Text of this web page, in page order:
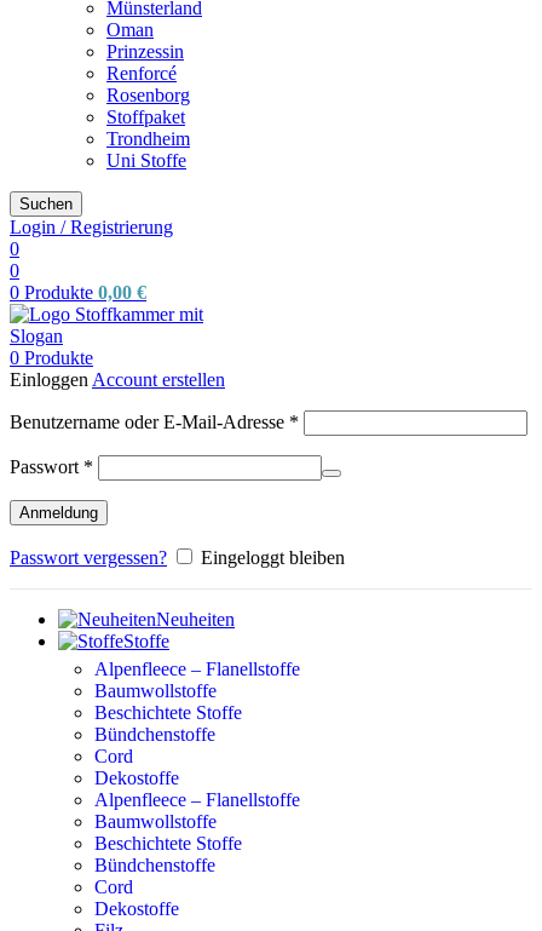
Münsterland
Oman
Prinzessin
Renforcé
Rosenborg
Stoffpaket
Trondheim
Uni Stoffe
Suchen
Login / Registrierung
0
0
0 Produkte 0,00 €
0 Produkte
Einloggen Account erstellen
Benutzername oder E-Mail-Adresse *
Passwort *
Anmeldung
Passwort vergessen? Eingeloggt bleiben
Neuheiten
Stoffe
Alpenfleece – Flanellstoffe
Baumwollstoffe
Beschichtete Stoffe
Bündchenstoffe
Cord
Dekostoffe
Alpenfleece – Flanellstoffe
Baumwollstoffe
Beschichtete Stoffe
Bündchenstoffe
Cord
Dekostoffe